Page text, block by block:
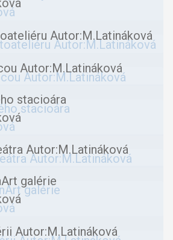
Autor:M.Latináková
Autor:M.Latináková
stacioára
Autor:M.Latináková
galérie
Autor:M.Latináková